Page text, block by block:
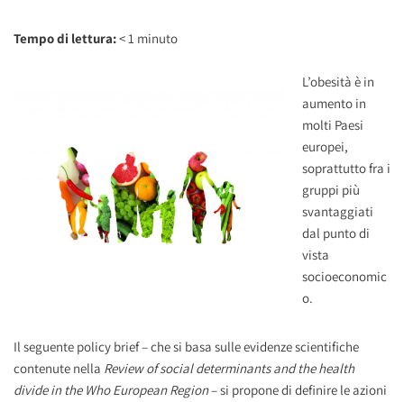
Tempo di lettura:< 1 minuto
L’obesità è in
aumento in
molti Paesi
europei,
soprattutto fra i
gruppi più
svantaggiati
dal punto di
vista
socioeconomic
o.
Il seguente policy brief – che si basa sulle evidenze scientifiche
contenute nella Review of social determinants and the health
divide in the Who European Region– si propone di definire le azioni